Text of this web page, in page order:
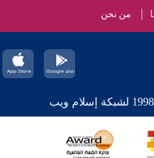
من نحن